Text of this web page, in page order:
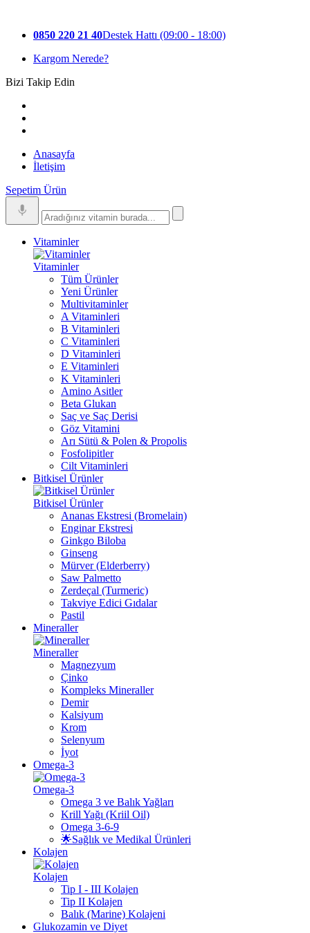
0850 220 21 40Destek Hattı (09:00 - 18:00)
Kargom Nerede?
Bizi Takip Edin
Anasayfa
İletişim
Sepetim Ürün
Vitaminler
Vitaminler
Tüm Ürünler
Yeni Ürünler
Multivitaminler
A Vitaminleri
B Vitaminleri
C Vitaminleri
D Vitaminleri
E Vitaminleri
K Vitaminleri
Amino Asitler
Beta Glukan
Saç ve Saç Derisi
Göz Vitamini
Arı Sütü & Polen & Propolis
Fosfolipitler
Cilt Vitaminleri
Bitkisel Ürünler
Bitkisel Ürünler
Ananas Ekstresi (Bromelain)
Enginar Ekstresi
Ginkgo Biloba
Ginseng
Mürver (Elderberry)
Saw Palmetto
Zerdeçal (Turmeric)
Takviye Edici Gıdalar
Pastil
Mineraller
Mineraller
Magnezyum
Çinko
Kompleks Mineraller
Demir
Kalsiyum
Krom
Selenyum
İyot
Omega-3
Omega-3
Omega 3 ve Balık Yağları
Krill Yağı (Kriil Oil)
Omega 3-6-9
🌟Sağlık ve Medikal Ürünleri
Kolajen
Kolajen
Tip I - III Kolajen
Tip II Kolajen
Balık (Marine) Kolajeni
Glukozamin ve Diyet